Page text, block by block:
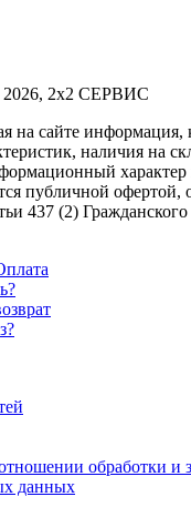
2026, 2x2 СЕРВИС
на сайте информация,
наличия на
публичной офертой,
437 (2)
обработки и
данных